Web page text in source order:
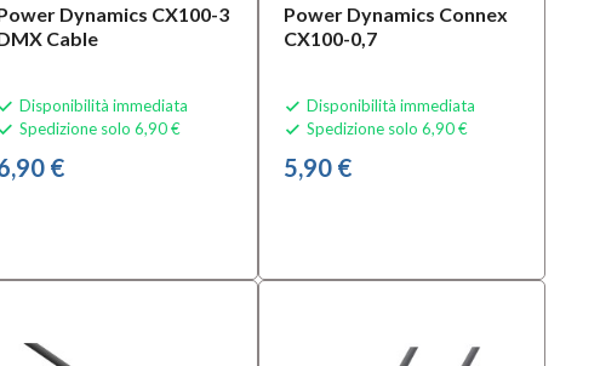
Dynamics CX100-3
Cable
 Disponibilità immediata
 Spedizione solo 6,90 €
€
Power Dynamics Connex
CX100-0,7
 Disponibilità immediata
 Spedizione solo 6,90 €
5,90 €